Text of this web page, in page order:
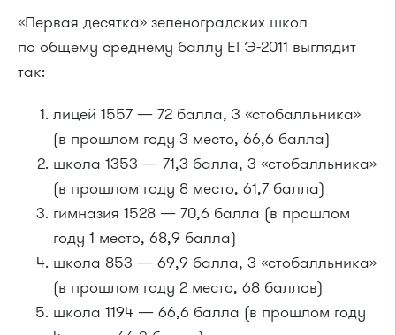
«Первая десятка» зеленоградских школ
по общему среднему баллу ЕГЭ-2011 выглядит
так:
лицей 1557 — 72 балла, 3 «стобалльника»
(в прошлом году 3 место, 66,6 балла)
школа 1353 — 71,3 балла, 3 «стобалльника»
(в прошлом году 8 место, 61,7 балла)
гимназия 1528 — 70,6 балла (в прошлом
году 1 место, 68,9 балла)
школа 853 — 69,9 балла, 3 «стобалльника»
(в прошлом году 2 место, 68 баллов)
школа 1194 — 66,6 балла (в прошлом году